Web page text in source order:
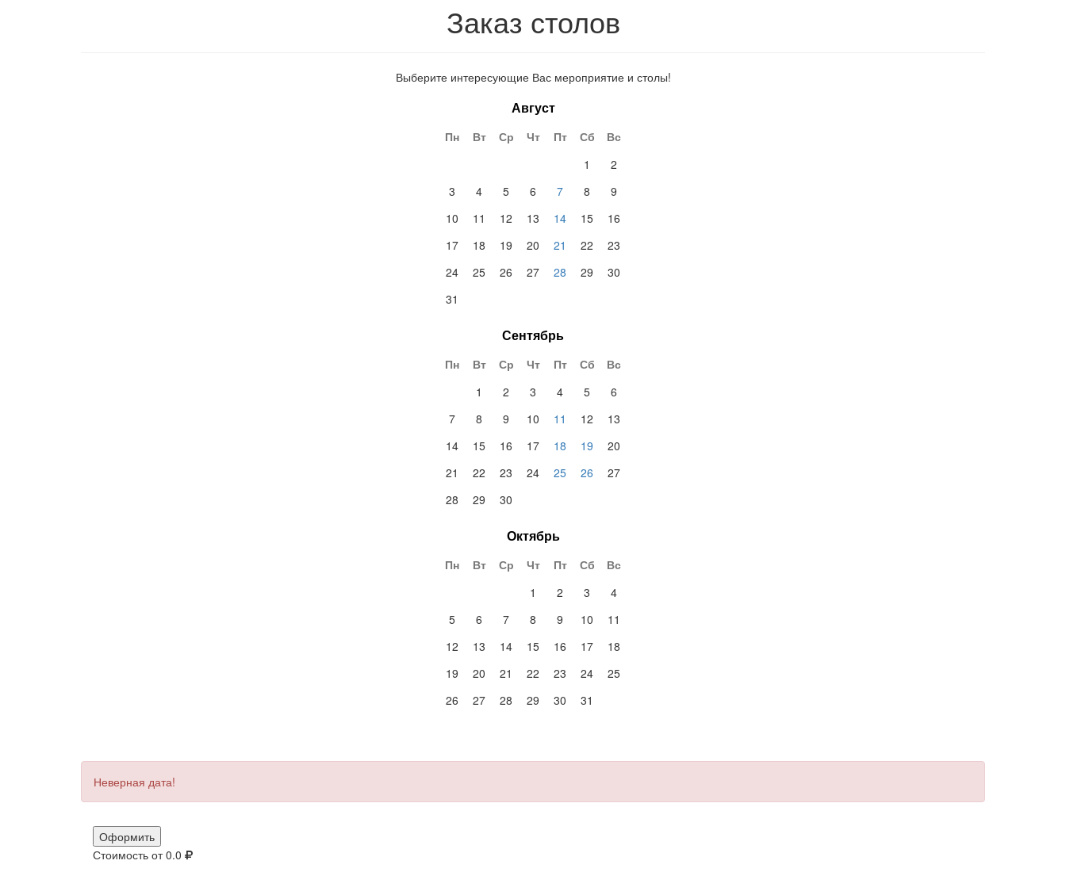
Заказ столов
Выберите интересующие Вас мероприятие и столы!
Август
Пн Вт Ср Чт Пт Сб
Вс
1
2
3
4 5 6 7 8
9
10
11 12 13 14 15
16
17
18 19 20 21 22
23
24
25 26 27 28 29
30
31
Сентябрь
Пн Вт Ср Чт Пт Сб
Вс
1
2 3 4 5
6
7
8 9 10 11 12
13
14
15 16 17 18 19
20
21
22 23 24 25 26
27
28
29 30
Октябрь
Пн Вт Ср Чт Пт Сб
Вс
1
2 3
4
5
6 7 8 9 10
11
12
13 14 15 16 17
18
19
20 21 22 23 24
25
26
27 28 29 30 31
Неверная дата!
Оформить
Стоимость от0.0